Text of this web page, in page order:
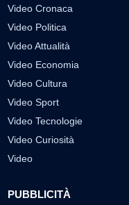
Video Cronaca
Video Politica
Video Attualità
Video Economia
Video Cultura
Video Sport
Video Tecnologie
Video Curiosità
Video
PUBBLICITÀ